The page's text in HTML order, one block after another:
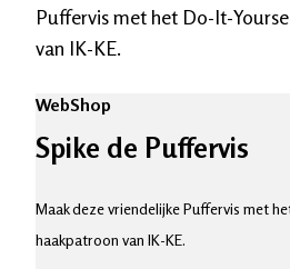
Puffervis met het Do-It-
van IK-KE.
WebShop
Spike de Puffervis
Maak deze vriendelijke Puffervis met
haakpatroon van IK-KE.